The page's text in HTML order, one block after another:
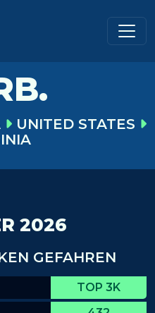
UNITED STATES
2026
GEFAHREN
TOP 3K